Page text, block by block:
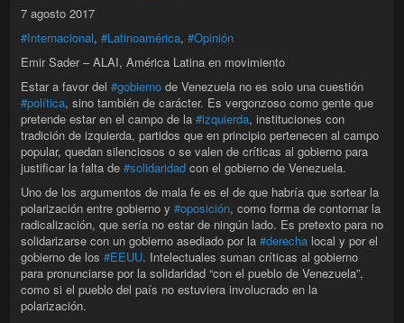
7 agosto 2017
#Internacional, #Latinoamérica, #Opinión
Emir Sader – ALAI, América Latina en movimiento
Estar a favor del #gobierno de Venezuela no es solo una cuestión
#política, sino también de carácter. Es vergonzoso como gente que
pretende estar en el campo de la #izquierda, instituciones con
tradición de izquierda, partidos que en principio pertenecen al campo
popular, quedan silenciosos o se valen de críticas al gobierno para
justificar la falta de #solidaridad con el gobierno de Venezuela.
Uno de los argumentos de mala fe es el de que habría que sortear la
polarización entre gobierno y #oposición, como forma de contornar la
radicalización, que sería no estar de ningún lado. Es pretexto para no
solidarizarse con un gobierno asediado por la #derecha local y por el
gobierno de los #EEUU. Intelectuales suman críticas al gobierno
para pronunciarse por la solidaridad “con el pueblo de Venezuela”,
como si el pueblo del país no estuviera involucrado en la
polarización.